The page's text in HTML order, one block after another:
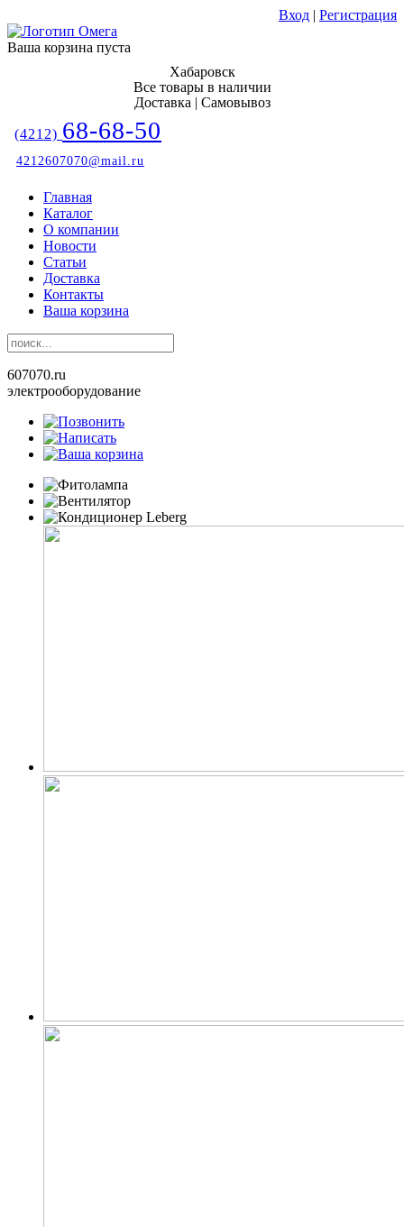
Вход | Регистрация
Ваша корзина пуста
Хабаровск
Все товары в наличии
Доставка | Самовывоз
(4212) 68-68-50
4212607070@mail.ru
Главная
Каталог
О компании
Новости
Статьи
Доставка
Контакты
Ваша корзина
607070.ru
электрооборудование